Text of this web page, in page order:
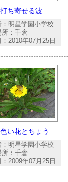
打ち寄せる波
明星学園小学校
：千倉
2010年07月25日
い花とちょう
明星学園小学校
：千倉
2009年07月25日